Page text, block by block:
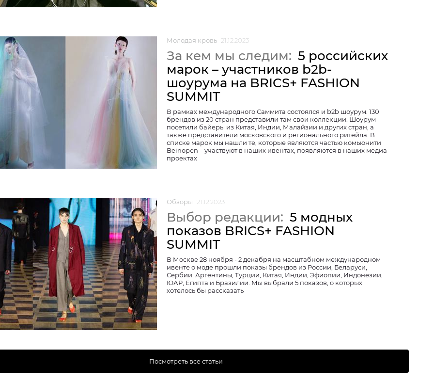
Молодая кровь 21.12.2023
За кем мы следим: 5 российских
марок – участников b2b-
шоурума на BRICS+ FASHION
SUMMIT
В рамках международного Саммита состоялся и b2b шоурум. 130
брендов из 20 стран представили там свои коллекции. Шоурум
посетили байеры из Китая, Индии, Малайзии и других стран, а
также представители московского и регионального ритейла. В
списке марок мы нашли те, которые являются частью комьюнити
Beinopen – участвуют в наших ивентах, появляются в наших медиа-
проектах
Обзоры 21.12.2023
Выбор редакции: 5 модных
показов BRICS+ FASHION
SUMMIT
В Москве 28 ноября - 2 декабря на масштабном международном
ивенте о моде прошли показы брендов из России, Беларуси,
Сербии, Аргентины, Турции, Китая, Индии, Эфиопии, Индонезии,
ЮАР, Египта и Бразилии. Мы выбрали 5 показов, о которых
хотелось бы рассказать
Посмотреть все статьи